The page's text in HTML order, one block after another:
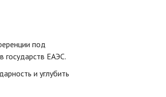
под
государств ЕАЭС.
и углубить